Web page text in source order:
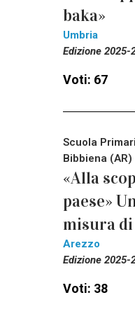
baka»
Umbria
Edizione 2025-
Voti: 67
Scuola
Bibbiena (AR)
«Alla
paese»
misura
Arezzo
Edizione 2025-
Voti: 38